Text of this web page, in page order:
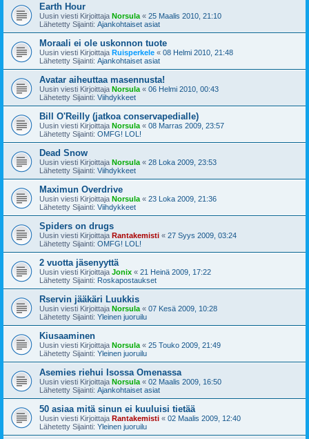
Earth Hour
Uusin viesti Kirjoittaja Norsula « 25 Maalis 2010, 21:10
Lähetetty Sijainti: Ajankohtaiset asiat
Moraali ei ole uskonnon tuote
Uusin viesti Kirjoittaja Ruisperkele « 08 Helmi 2010, 21:48
Lähetetty Sijainti: Ajankohtaiset asiat
Avatar aiheuttaa masennusta!
Uusin viesti Kirjoittaja Norsula « 06 Helmi 2010, 00:43
Lähetetty Sijainti: Viihdykkeet
Bill O'Reilly (jatkoa conservapedialle)
Uusin viesti Kirjoittaja Norsula « 08 Marras 2009, 23:57
Lähetetty Sijainti: OMFG! LOL!
Dead Snow
Uusin viesti Kirjoittaja Norsula « 28 Loka 2009, 23:53
Lähetetty Sijainti: Viihdykkeet
Maximun Overdrive
Uusin viesti Kirjoittaja Norsula « 23 Loka 2009, 21:36
Lähetetty Sijainti: Viihdykkeet
Spiders on drugs
Uusin viesti Kirjoittaja Rantakemisti « 27 Syys 2009, 03:24
Lähetetty Sijainti: OMFG! LOL!
2 vuotta jäsenyyttä
Uusin viesti Kirjoittaja Jonix « 21 Heinä 2009, 17:22
Lähetetty Sijainti: Roskapostaukset
Rservin jääkäri Luukkis
Uusin viesti Kirjoittaja Norsula « 07 Kesä 2009, 10:28
Lähetetty Sijainti: Yleinen juoruilu
Kiusaaminen
Uusin viesti Kirjoittaja Norsula « 25 Touko 2009, 21:49
Lähetetty Sijainti: Yleinen juoruilu
Asemies riehui Isossa Omenassa
Uusin viesti Kirjoittaja Norsula « 02 Maalis 2009, 16:50
Lähetetty Sijainti: Ajankohtaiset asiat
50 asiaa mitä sinun ei kuuluisi tietää
Uusin viesti Kirjoittaja Rantakemisti « 02 Maalis 2009, 12:40
Lähetetty Sijainti: Yleinen juoruilu